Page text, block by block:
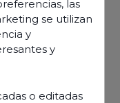
las
se utilizan
y
y
o editadas